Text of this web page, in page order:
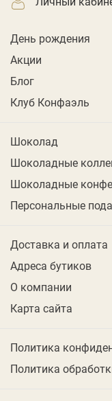
День рождения
Акции
Блог
Клуб Конфаэль
Шоколад
Шоколадные
Шоколадные
Персональные
Доставка и оплата
Адреса бутиков
О компании
Карта сайта
Политика
Политика